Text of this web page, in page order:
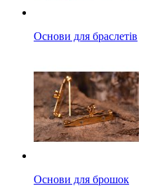
Основи для браслетів
Основи для брошок